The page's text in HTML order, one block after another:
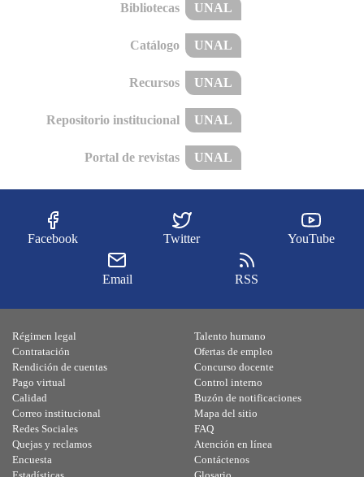
Bibliotecas UNAL
Catálogo UNAL
Recursos UNAL
Repositorio institucional UNAL
Portal de revistas UNAL
Facebook Twitter YouTube
Email RSS
Régimen legal
Contratación
Rendición de cuentas
Pago virtual
Calidad
Talento humano
Ofertas de empleo
Concurso docente
Control interno
Buzón de notificaciones
Correo institucional
Redes Sociales
Quejas y reclamos
Encuesta
Mapa del sitio
FAQ
Atención en línea
Contáctenos